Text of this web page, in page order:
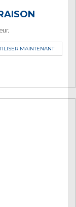
MAINTENANT